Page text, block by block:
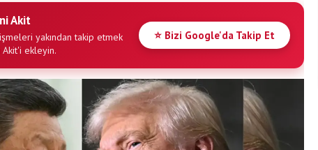
Akit
yakından takip etmek
ekleyin.
⭐ Bizi Google'da Takip Et